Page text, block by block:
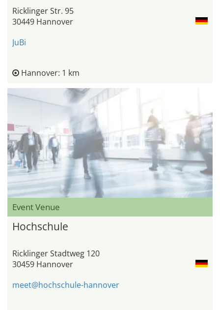
Ricklinger Str. 95
30449 Hannover
JuBi
Hannover: 1 km
Event Venue
Hochschule
Ricklinger Stadtweg 120
30459 Hannover
meet@hochschule-hannover